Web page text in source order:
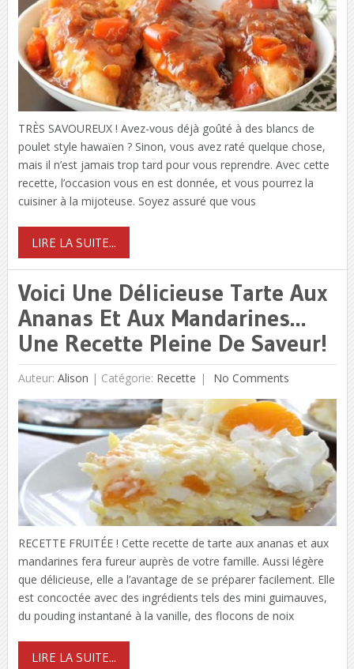
TRÈS SAVOUREUX ! Avez-vous déjà goûté à des blancs de
poulet style hawaïen ? Sinon, vous avez raté quelque chose,
mais il n’est jamais trop tard pour vous reprendre. Avec cette
recette, l’occasion vous en est donnée, et vous pourrez la
cuisiner à la mijoteuse. Soyez assuré que vous
LIRE LA SUITE...
Voici Une Délicieuse Tarte Aux
Ananas Et Aux Mandarines…
Une Recette Pleine De Saveur!
Auteur: Alison | Catégorie: Recette No Comments
RECETTE FRUITÉE ! Cette recette de tarte aux ananas et aux
mandarines fera fureur auprès de votre famille. Aussi légère
que délicieuse, elle a l’avantage de se préparer facilement. Elle
est concoctée avec des ingrédients tels des mini guimauves,
du pouding instantané à la vanille, des flocons de noix
LIRE LA SUITE...